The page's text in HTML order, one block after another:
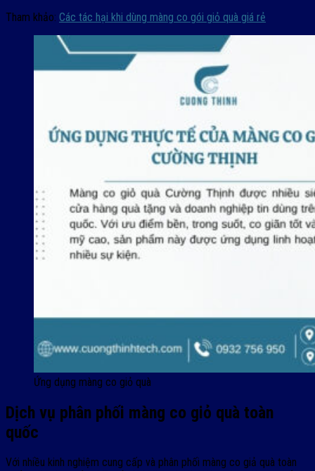
Tham khảo: Các tác hại khi dùng màng co gói giỏ quà giá rẻ
Ứng dụng màng co giỏ quà
Dịch vụ phân phối màng co giỏ quà toàn
quốc
Với nhiều kinh nghiệm cung cấp và phân phối màng co giả quà toàn